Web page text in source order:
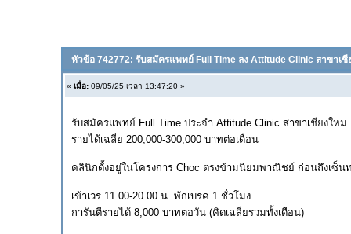
หัวข้อ 742772: รับสมัครแพทย์ Full Time ลง Attitude Clinic สาขาเชี
« เมื่อ: 09/05/25 เวลา 13:47:20 »
รับสมัครแพทย์ Full Time ประจำ Attitude Clinic สาขาเชียงใหม่
รายได้เฉลี่ย 200,000-300,000 บาทต่อเดือน
คลินิกตั้งอยู่ในโครงการ Choc ตรงข้ามนิยมพาณิชย์ ก่อนถึงเซ็น
เข้าเวร 11.00-20.00 น. พักเบรค 1 ชั่วโมง
การันตีรายได้ 8,000 บาทต่อวัน (คิดเฉลี่ยรวมทั้งเดือน)